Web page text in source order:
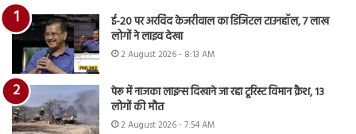
ई-20 पर अरविंद केजरीवाल का डिजिटल टाउनहॉल, 7 लाख
लोगों ने लाइव देखा
2 August 2026 - 8:13 AM
पेरू में नाजका लाइन्स दिखाने जा रहा टूरिस्ट विमान क्रैश, 13
लोगों की मौत
2 August 2026 - 7:54 AM